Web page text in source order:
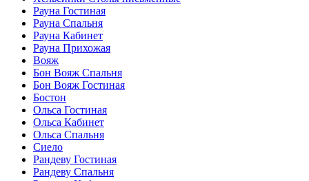
Рауна Гостиная
Рауна Спальня
Рауна Кабинет
Рауна Прихожая
Вояж
Бон Вояж Спальня
Бон Вояж Гостиная
Бостон
Ольса Гостиная
Ольса Кабинет
Ольса Спальня
Сиело
Рандеву Гостиная
Рандеву Спальня